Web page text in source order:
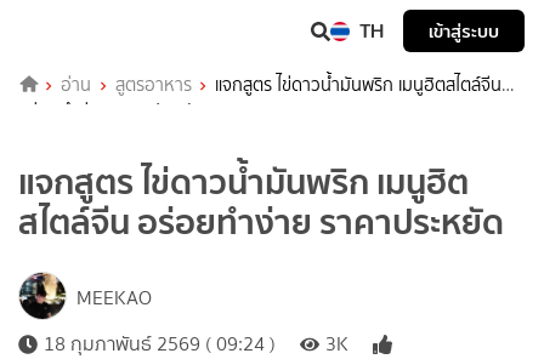
TH เข้าสู่ระบบ
อ่าน สูตรอาหาร
แจกสูตร ไข่ดาวน้ำมันพริก เมนูฮิตสไตล์จีน
อร่อยทำง่าย ราคาประหยัด
แจกสูตร ไข่ดาวน้ำมันพริก เมนูฮิต
สไตล์จีน อร่อยทำง่าย ราคาประหยัด
MEEKAO
18 กุมภาพันธ์ 2569 ( 09:24 )
3K